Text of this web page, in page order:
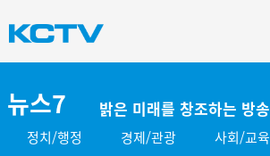
뉴스7 밝은 미래를 창조하는 방송
정치/행정 경제/관광 사회/교육